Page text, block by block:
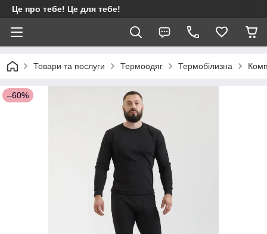
Це про тебе! Це для тебе!
Товари та послуги Термоодяг Термобілизна
–60%